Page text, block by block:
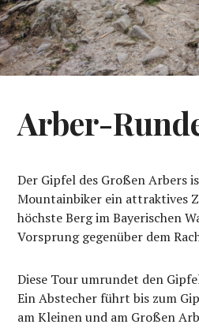
Arber-
Der Gipfel des Großen Arbers
Mountainbiker ein attraktives
höchste Berg im Bayerischen
Vorsprung gegenüber dem
Diese Tour umrundet den
Ein Abstecher führt bis zum
am Kleinen und am Großen